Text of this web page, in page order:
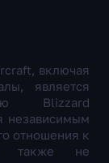
включая
является
Blizzard
независимым
отношения к
также не